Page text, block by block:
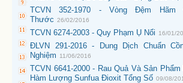
TCVN 352-1970 - Vòng Đệm
Thước 26/02/2016
TCVN 6274-2003 - Quy Phạm Ụ Nổi 16/01/
ĐLVN 291-2016 - Dung Dịch Chuẩn
Nghiệm
11/06/2016
TCVN 6641-2000 - Rau Quả Và Sản
Hàm Lượng Sunfua Đioxit Tổng Số 09/08/